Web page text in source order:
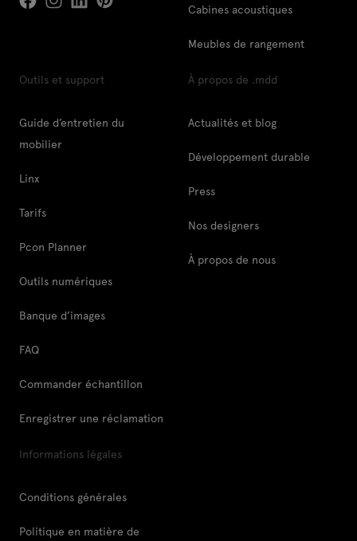
Cabines acoustiques
Meubles de rangement
Outils et support
Guide d’entretien du
mobilier
Linx
Tarifs
Pcon Planner
Outils numériques
Banque d’images
FAQ
Commander échantillon
Enregistrer une réclamation
À propos de .mdd
Actualités et blog
Développement durable
Press
Nos designers
À propos de nous
Informations légales
Conditions générales
Politique en matière de